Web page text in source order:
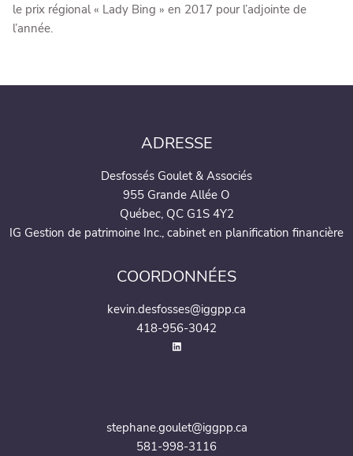
le prix régional « Lady Bing » en 2017 pour l’adjointe de
l’année.
ADRESSE
Desfossés Goulet & Associés
955 Grande Allée O
Québec, QC G1S 4Y2
IG Gestion de patrimoine Inc., cabinet en planification financière
COORDONNÉES
kevin.desfosses@iggpp.ca
418-956-3042
stephane.goulet@iggpp.ca
581-998-3116